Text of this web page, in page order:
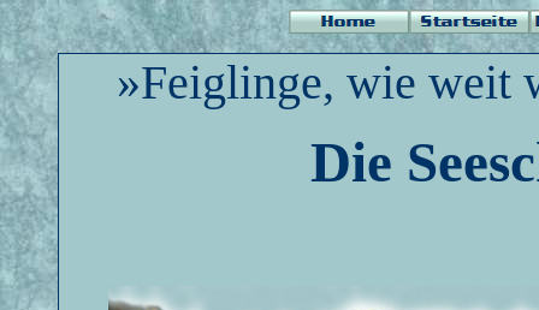
»Feiglinge, wie weit
Die